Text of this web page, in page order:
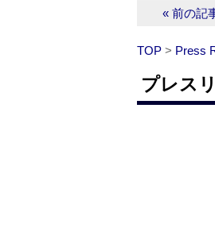
« 前の記
TOP > Press
プレス